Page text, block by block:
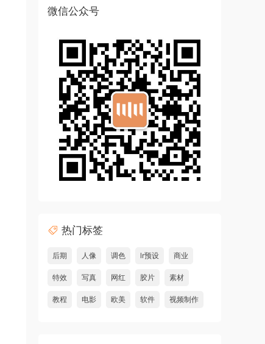
微信公众号
热门标签
后期 人像 调色 lr预设 商业
特效 写真 网红 胶片 素材
教程 电影 欧美 软件 视频制作